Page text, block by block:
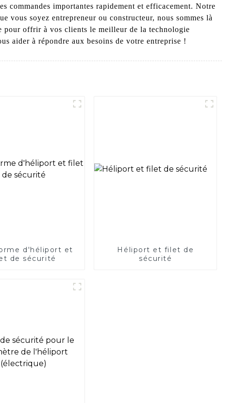
commandes importantes rapidement et efficacement. Notre
vous soyez entrepreneur ou constructeur, nous sommes là
pour offrir à vos clients le meilleur de la technologie
aider à répondre aux besoins de votre entreprise !
d'héliport et
de sécurité
Héliport et filet de
sécurité